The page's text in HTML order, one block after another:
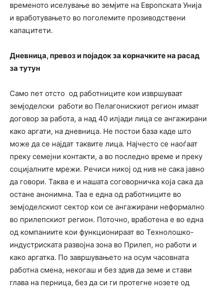
временото иселување во земјите на Европската Унија
и вработувањето во поголемите прозиводствени
капацитети.
Дневница, превоз и појадок за корначките на расад
за тутун
Само пет отсто од работниците кои извршуваат
земјоделски работи во Пелагонискиот регион имаат
договор за работа, а над 40 илјади лица се ангажирани
како аргати, на дневница. Не постои база каде што
може да се најдат таквите лица. Најчесто се наоѓаат
преку семејни контакти, а во последно време и преку
социјалните мрежи. Речиси никој од нив не сака јавно
да говори. Таква е и нашата соговорничка која сака да
остане анонимна. Таа е една од работниците во
земјоделскиот сектор кои се ангажирани неформално
во прилепскиот регион. Поточно, вработена е во една
од компаниите кои функционираат во Технолошко-
индустриската развојна зона во Прилеп, но работи и
како аргатка. По завршувањето на осум часовната
работна смена, некогаш и без здив да земе и стави
глава на перница, без да си ги протегне нозете од